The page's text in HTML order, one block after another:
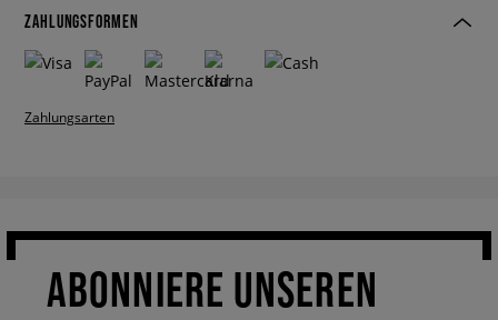
ZAHLUNGSFORMEN
Zahlungsarten
ABONNIERE UNSEREN